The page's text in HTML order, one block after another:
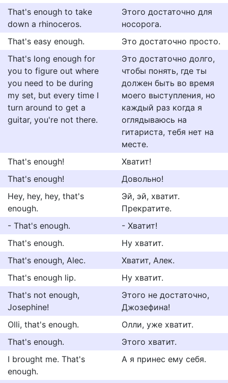
That's enough to take
down a rhinoceros.
Этого достаточно для
носорога.
That's easy enough.
Это достаточно просто.
That's long enough for
you to figure out where
you need to be during
my set, but every time I
turn around to get a
guitar, you're not there.
Это достаточно долго,
чтобы понять, где ты
должен быть во время
моего выступления, но
каждый раз когда я
оглядываюсь на
гитариста, тебя нет на
месте.
That's enough!
Хватит!
That's enough!
Дoвoльнo!
Hey, hey, hey, that's
enough.
Эй, эй, хватит.
Прекратите.
- That's enough.
- Хватит!
That's enough.
Ну хватит.
That's enough, Alec.
Хватит, Алек.
That's enough lip.
Ну хватит.
That's not enough,
Josephine!
Этого не достаточно,
Джозефина!
Olli, that's enough.
Олли, уже хватит.
That's enough.
Этого хватит.
I brought me. That's
enough.
А я принес ему себя.